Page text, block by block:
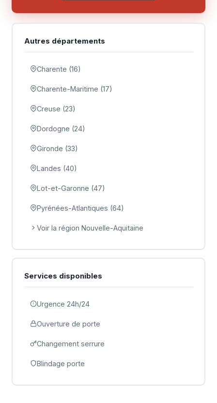
Autres départements
Charente (16)
Charente-Maritime (17)
Creuse (23)
Dordogne (24)
Gironde (33)
Landes (40)
Lot-et-Garonne (47)
Pyrénées-Atlantiques (64)
Voir la région Nouvelle-Aquitaine
Services disponibles
Urgence 24h/24
Ouverture de porte
Changement serrure
Blindage porte